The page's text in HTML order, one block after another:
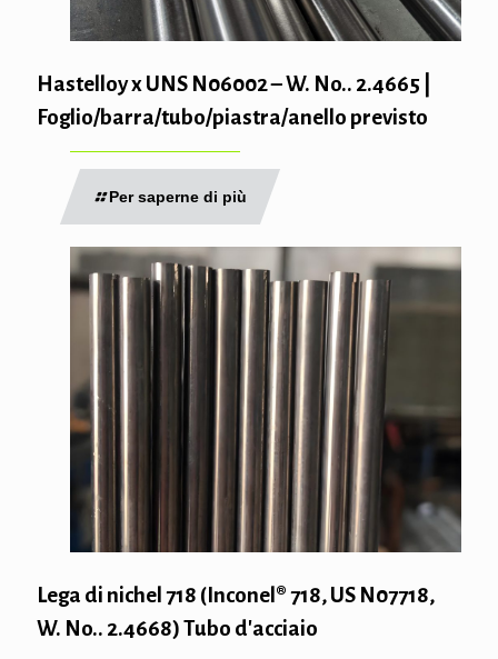
Hastelloy x UNS N06002 – W. No.. 2.4665 |
Foglio/barra/tubo/piastra/anello previsto
Per saperne di più
Lega di nichel 718 (Inconel® 718, US N07718,
W. No.. 2.4668) Tubo d'acciaio